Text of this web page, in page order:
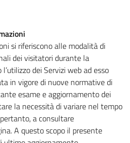
si riferiscono alle modalità di
dei visitatori durante la
dei Servizi web ad esso
in vigore di nuove normative di
esame e aggiornamento dei
la necessità di variare nel tempo
a consultare
A questo scopo il presente